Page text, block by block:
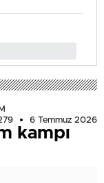
6 Temmuz 2026
kampı